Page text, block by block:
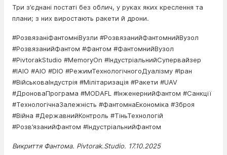
Три з’єднані постаті без облич, у руках яких креслення та
плани; з них виростають ракети й дрони.
#РозвязаніФантомніВузли #РозвязанийФантомнийВузол
#РозвязанийФантом #Фантом #ФантомнийВузол
#PivtorakStudio #MemoryOn #ІндустріальнийСупервайзер
#IAIO #AIO #DIO #РежимТехнологічногоДуалізму #Іран
#ВійськоваІндустрія #Мілітаризація #Ракети #UAV
#ДроноваПрограма #MODAFL #ІнженернийФантом #Санкції
#ТехнологічнаЗалежність #ФантомнаЕкономіка #Зброя
#Війна #ДержавнийКонтроль #ТіньТехнологій
#Розв’язанийФантом #ІндустріальнийФантом
Викриття Фантома. Pivtorak.Studio. 17.10.2025